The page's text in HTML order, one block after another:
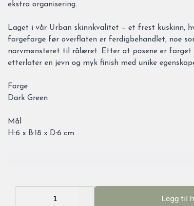
ekstra organisering.
Laget i vår Urban skinnkvalitet – et frest kuskinn,
fargefarge før overflaten er ferdigbehandlet, noe
narvmønsteret til rålæret. Etter at posene er farget
etterlater en jevn og myk finish med unike
Farge
Dark Green
Mål
H:6 x B:18 x D:6 cm
Decrease
Legg til